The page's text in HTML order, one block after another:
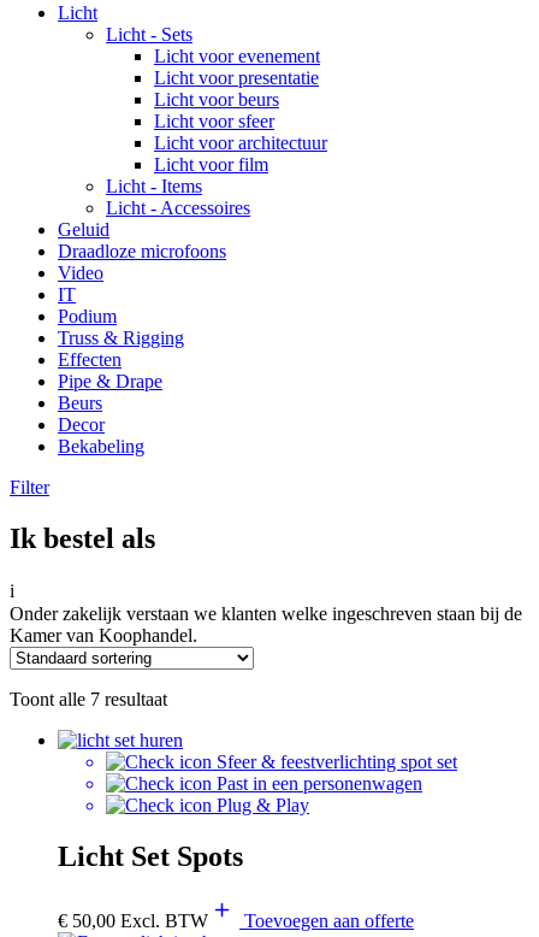
Licht
Licht - Sets
Licht voor evenement
Licht voor presentatie
Licht voor beurs
Licht voor sfeer
Licht voor architectuur
Licht voor film
Licht - Items
Licht - Accessoires
Geluid
Draadloze microfoons
Video
IT
Podium
Truss & Rigging
Effecten
Pipe & Drape
Beurs
Decor
Bekabeling
Filter
Ik bestel als
i
Onder zakelijk verstaan we klanten welke ingeschreven staan bij de
Kamer van Koophandel.
Toont alle 7 resultaat
Sfeer & feestverlichting spot set
Past in een personenwagen
Plug & Play
Licht Set Spots
€ 50,00 Excl. BTW Toevoegen aan offerte